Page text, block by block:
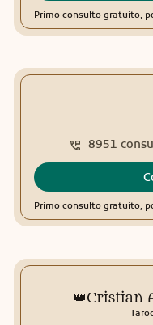
Primo consulto gratuito,
8951
Primo consulto gratuito,
👑Cristian